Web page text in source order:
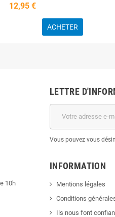
12,95 €
ACHETER
10h
LETTRE
Vous pouvez vous
INFORMATION
Mentions légales
Conditions
Ils nous font